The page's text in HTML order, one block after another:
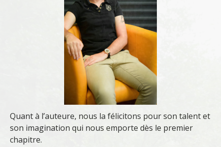
Quant à l’auteure, nous la félicitons pour son talent et
son imagination qui nous emporte dès le premier
chapitre.